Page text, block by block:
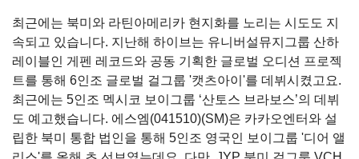
최근에는 북미와 라틴아메리카 현지화를 노리는 시도도 지
속되고 있습니다. 지난해 하이브는 유니버설뮤지그룹 산하
레이블인 게펜 레코드와 공동 기획한 글로벌 오디션 프로젝
트를 통해 6인조 글로벌 걸그룹 '캣츠아이 '를 데뷔시켰고요.
최근에는 5인조 멕시코 보이그룹 ‘산토스 브라보스’의 데뷔
도 예고했습니다. 에스엠(041510)(SM)은 카카오엔터와 설
립한 북미 통합 법인을 통해 5인조 영국인 보이그룹 '디어 앨